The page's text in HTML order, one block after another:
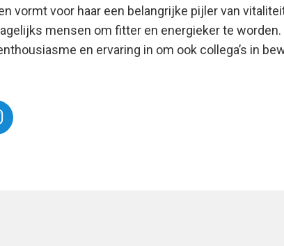
vormt voor haar een belangrijke pijler van
mensen om fitter en energieker te
en ervaring in om ook collega’s in